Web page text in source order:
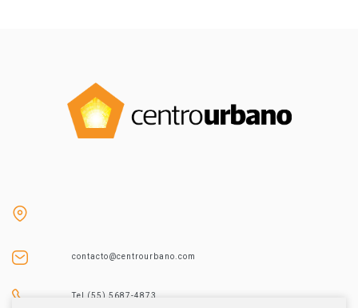
contacto@centrourbano.com
Tel (55) 5687-4873